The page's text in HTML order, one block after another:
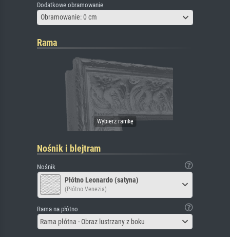
Dodatkowe obramowanie
Obramowanie: 0 cm
Rama
Nośnik i blejtram
Nośnik
Płótno Leonardo (satyna)
(Płótno Venezia)
Rama na płótno
Rama płótna - Obraz lustrzany z boku